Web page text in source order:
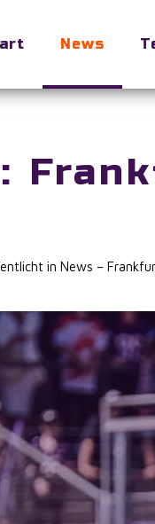
News
in News –